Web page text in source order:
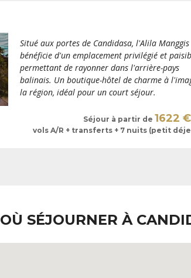
Situé aux portes de Candidasa, l'Alila Manggis
bénéficie d'un emplacement privilégié et
permettant de rayonner dans l'arrière-pays
balinais. Un boutique-hôtel de charme à
la région, idéal pour un court séjour.
Séjour à partir de 1622 €
vols A/R + transferts + 7 nuits (petit
OÙ SÉJOURNER À